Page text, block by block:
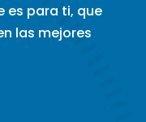
es para ti, que
las mejores